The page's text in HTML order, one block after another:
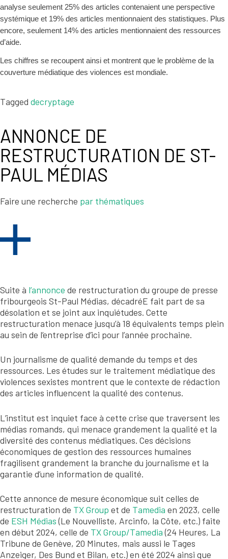
analyse seulement 25% des articles contenaient une perspective
systémique et 19% des articles mentionnaient des statistiques. Plus
encore, seulement 14% des articles mentionnaient des ressources
d’aide.
Les chiffres se recoupent ainsi et montrent que le problème de la
couverture médiatique des violences est mondiale.
Tagged decryptage
ANNONCE DE
RESTRUCTURATION DE ST-
PAUL MÉDIAS
Faire une recherche par thématiques
Suite à l’annonce de restructuration du groupe de presse
fribourgeois St-Paul Médias, décadréE fait part de sa
désolation et se joint aux inquiétudes. Cette
restructuration menace jusqu’à 18 équivalents temps plein
au sein de l’entreprise d’ici pour l’année prochaine.
Un journalisme de qualité demande du temps et des
ressources. Les études sur le traitement médiatique des
violences sexistes montrent que le contexte de rédaction
des articles influencent la qualité des contenus.
L’institut est inquiet face à cette crise que traversent les
médias romands, qui menace grandement la qualité et la
diversité des contenus médiatiques. Ces décisions
économiques de gestion des ressources humaines
fragilisent grandement la branche du journalisme et la
garantie d’une information de qualité.
Cette annonce de mesure économique suit celles de
restructuration de TX Group et de Tamedia en 2023, celle
de ESH Médias(Le Nouvelliste, Arcinfo, la Côte, etc.) faite
en début 2024, celle de TX Group/Tamedia(24 Heures, La
Tribune de Genève, 20 Minutes, mais aussi le Tages
Anzeiger, Des Bund et Bilan, etc.) en été 2024 ainsi que